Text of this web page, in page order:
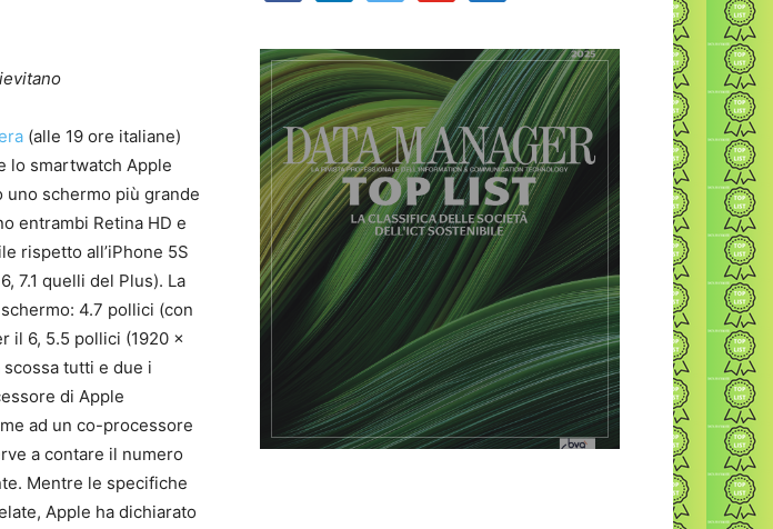
(alle 19 ore italiane)
lo smartwatch Apple
uno schermo più grande
entrambi Retina HD e
rispetto all’iPhone 5S
7.1 quelli del Plus). La
4.7 pollici (con
il 6, 5.5 pollici (1920 x
tutti e due i
di Apple
ad un co-processore
a contare il numero
Mentre le specifiche
Apple ha dichiarato